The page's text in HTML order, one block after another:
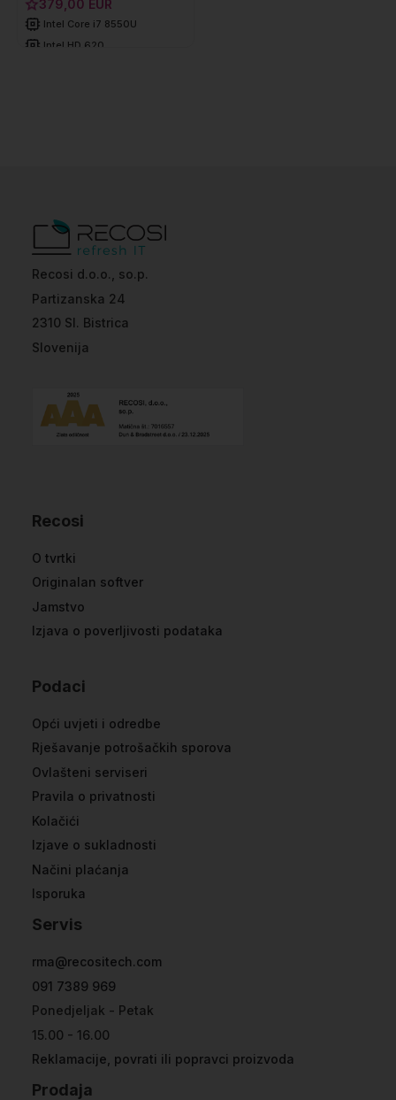
379,00 EUR
Intel Core i7 8550U
Intel HD 620
Recosi d.o.o., so.p.
Partizanska 24
2310 Sl. Bistrica
Slovenija
Recosi
O tvrtki
Originalan softver
Jamstvo
Izjava o poverljivosti podataka
Podaci
Opći uvjeti i odredbe
Rješavanje potrošačkih sporova
Ovlašteni serviseri
Pravila o privatnosti
Kolačići
Izjave o sukladnosti
Načini plaćanja
Isporuka
Servis
rma@recositech.com
091 7389 969
Ponedjeljak - Petak
15.00 - 16.00
Reklamacije, povrati ili popravci proizvoda
Prodaja